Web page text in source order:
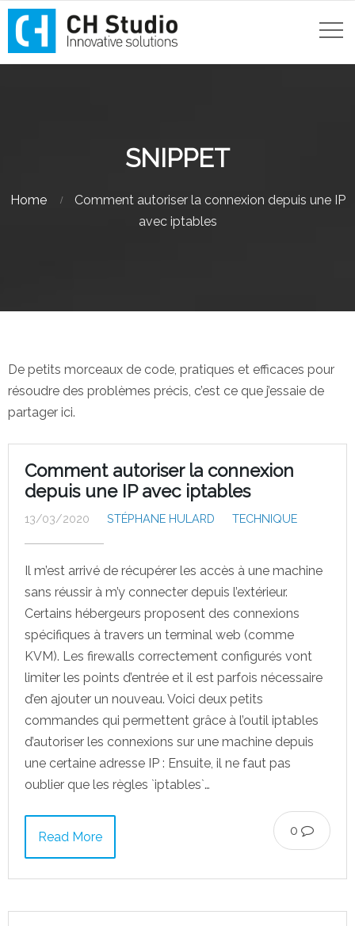
SNIPPET
Home
Comment autoriser la connexion depuis une IP
avec iptables
De petits morceaux de code, pratiques et efficaces pour
résoudre des problèmes précis, c’est ce que j’essaie de
partager ici.
Comment autoriser la connexion
depuis une IP avec iptables
13/03/2020 STÉPHANE HULARD TECHNIQUE
Il m’est arrivé de récupérer les accès à une machine
sans réussir à m’y connecter depuis l’extérieur.
Certains hébergeurs proposent des connexions
spécifiques à travers un terminal web (comme
KVM). Les firewalls correctement configurés vont
limiter les points d’entrée et il est parfois nécessaire
d’en ajouter un nouveau. Voici deux petits
commandes qui permettent grâce à l’outil iptables
d’autoriser les connexions sur une machine depuis
une certaine adresse IP : Ensuite, il ne faut pas
oublier que les règles `iptables`…
0
Read More